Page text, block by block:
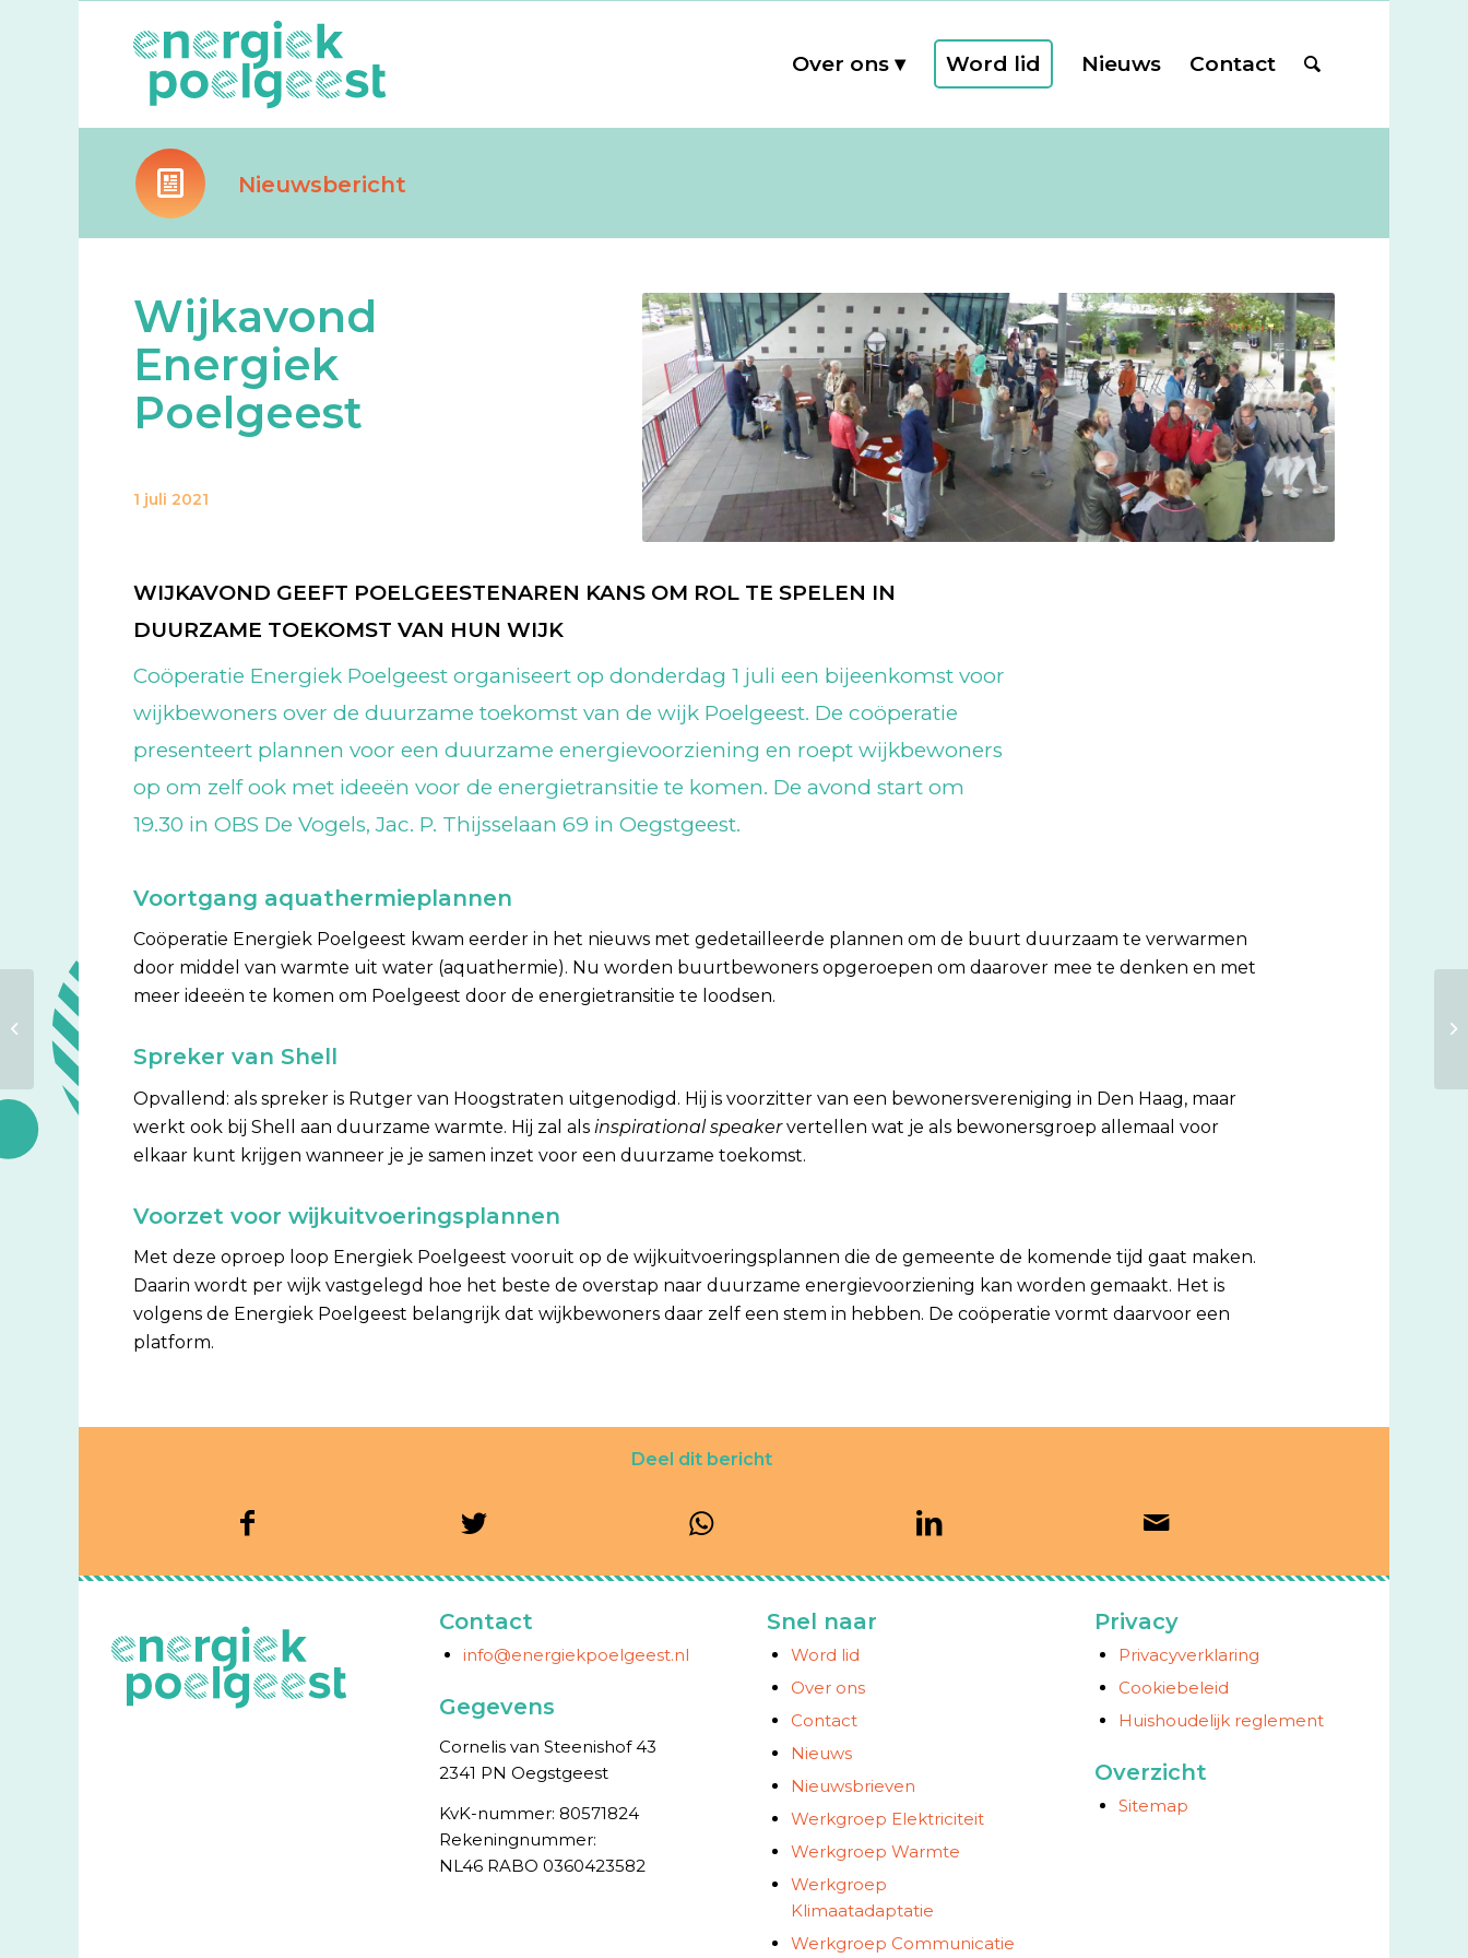
Over ons Word lid Nieuws Contact
Nieuwsbericht
Wijkavond
Energiek
Poelgeest
1 juli 2021
WIJKAVOND GEEFT POELGEESTENAREN KANS OM ROL TE SPELEN IN
DUURZAME TOEKOMST VAN HUN WIJK
Coöperatie Energiek Poelgeest organiseert op donderdag 1 juli een bijeenkomst voor
wijkbewoners over de duurzame toekomst van de wijk Poelgeest. De coöperatie
presenteert plannen voor een duurzame energievoorziening en roept wijkbewoners
op om zelf ook met ideeën voor de energietransitie te komen. De avond start om
19.30 in OBS De Vogels, Jac. P. Thijsselaan 69 in Oegstgeest.
Voortgang aquathermieplannen
Coöperatie Energiek Poelgeest kwam eerder in het nieuws met gedetailleerde plannen om de buurt duurzaam te verwarmen
door middel van warmte uit water (aquathermie). Nu worden buurtbewoners opgeroepen om daarover mee te denken en met
meer ideeën te komen om Poelgeest door de energietransitie te loodsen.
Spreker van Shell
Opvallend: als spreker is Rutger van Hoogstraten uitgenodigd. Hij is voorzitter van een bewonersvereniging in Den Haag, maar
werkt ook bij Shell aan duurzame warmte. Hij zal als inspirational speakervertellen wat je als bewonersgroep allemaal voor
elkaar kunt krijgen wanneer je je samen inzet voor een duurzame toekomst.
Voorzet voor wijkuitvoeringsplannen
Met deze oproep loop Energiek Poelgeest vooruit op de wijkuitvoeringsplannen die de gemeente de komende tijd gaat maken.
Daarin wordt per wijk vastgelegd hoe het beste de overstap naar duurzame energievoorziening kan worden gemaakt. Het is
volgens de Energiek Poelgeest belangrijk dat wijkbewoners daar zelf een stem in hebben. De coöperatie vormt daarvoor een
platform.
Deel dit bericht
Contact
info@energiekpoelgeest.nl
Gegevens
Cornelis van Steenishof 43
2341 PN Oegstgeest
KvK-nummer: 80571824
Rekening­nummer:
NL46 RABO 0360423582
Snel naar
Word lid
Over ons
Contact
Nieuws
Nieuwsbrieven
Werkgroep Elektriciteit
Werkgroep Warmte
Werkgroep
Klimaatadaptatie
Werkgroep Communicatie
Privacy
Privacyverklaring
Cookiebeleid
Huishoudelijk reglement
Overzicht
Sitemap
Vattenfall en
bewoners­coöperatie
Energiek Poelgeest
tekenen intentie­
overeenkomst:...